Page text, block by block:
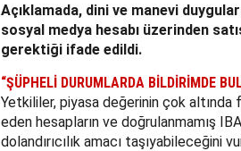
Açıklamada, dini ve manevi
sosyal medya hesabı üzerinden
gerektiği ifade edildi.
“ŞÜPHELİ DURUMLARDA BİLDİRİMDE
Yetkililer, piyasa değerinin çok altında
eden hesapların ve doğrulanmamış
dolandırıcılık amacı taşıyabileceğini